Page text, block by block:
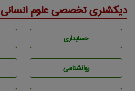
دیکشنری تخصصی علوم انسانی
حسابداری
روانشناسی